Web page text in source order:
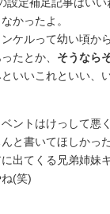
かったよ。
ケルって幼い頃か
たとか、 そうなら
いいこれといい、
ントはけっして悪
と書いてほしかっ
出てくる兄弟姉妹
(笑)